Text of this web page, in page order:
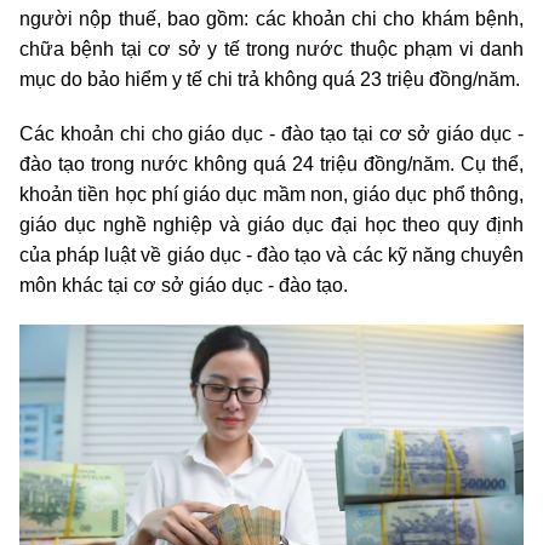
người nộp thuế, bao gồm: các khoản chi cho khám bệnh,
chữa bệnh tại cơ sở y tế trong nước thuộc phạm vi danh
mục do bảo hiểm y tế chi trả không quá 23 triệu đồng/năm.
Các khoản chi cho giáo dục - đào tạo tại cơ sở giáo dục -
đào tạo trong nước không quá 24 triệu đồng/năm. Cụ thể,
khoản tiền học phí giáo dục mầm non, giáo dục phổ thông,
giáo dục nghề nghiệp và giáo dục đại học theo quy định
của pháp luật về giáo dục - đào tạo và các kỹ năng chuyên
môn khác tại cơ sở giáo dục - đào tạo.